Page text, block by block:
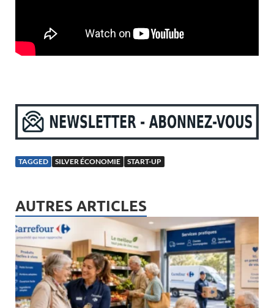
TAGGED SILVER ÉCONOMIE START-UP
AUTRES ARTICLES